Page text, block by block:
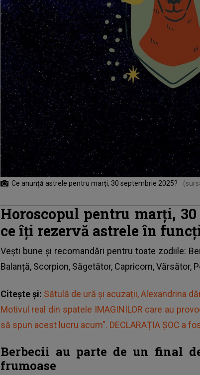
Ce anunță astrele pentru marți, 30 septembrie 2025?
Horoscopul pentru marți,
ce îți rezervă astrele în
Vești bune și recomandări pentru toate zodiile:
Balanță, Scorpion, Săgetător, Capricorn, Vărsător,
Citește și: Sătulă de ură și acuzații, Alexandrina
Motivul real din spatele IMAGINILOR care au
să spun acest lucru acum". DECLARAȚIA ȘOC a
Berbecii au parte de un final
frumoase